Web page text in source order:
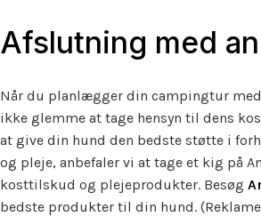
Afslutning med
Når du planlægger din campingtur
ikke glemme at tage hensyn til dens
at give din hund den bedste støtte i
og pleje, anbefaler vi at tage et kig på
kosttilskud og plejeprodukter. Besøg
bedste produkter til din hund.